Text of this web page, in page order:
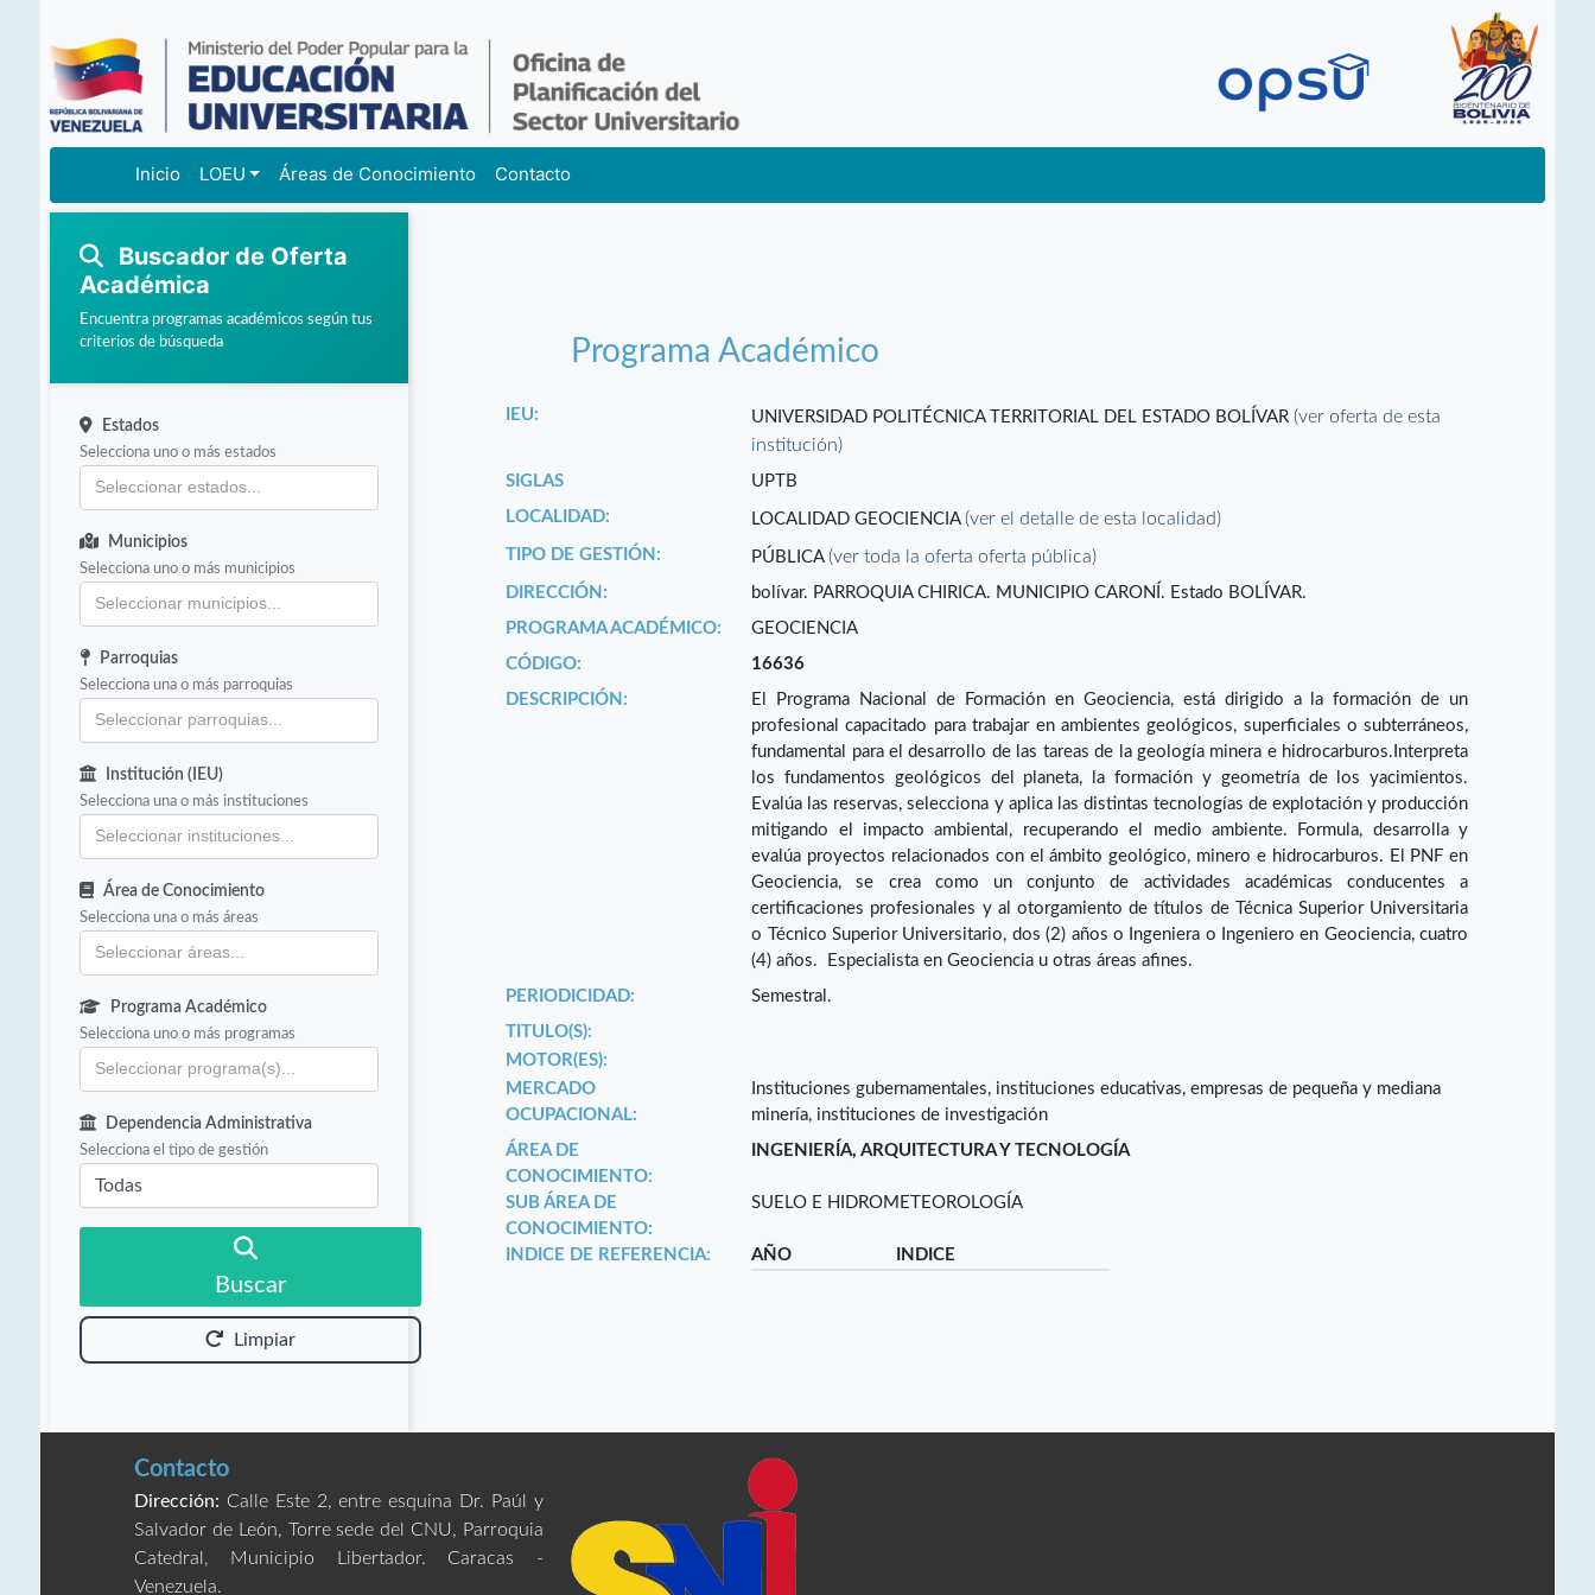
Inicio LOEU Áreas de Conocimiento Contacto
Buscador de Oferta
Académica
Encuentra programas académicos según tus
criterios de búsqueda
Estados
Selecciona uno o más estados
Municipios
Selecciona uno o más municipios
Parroquias
Selecciona una o más parroquias
Institución (IEU)
Selecciona una o más instituciones
Área de Conocimiento
Selecciona una o más áreas
Programa Académico
Selecciona uno o más programas
Dependencia Administrativa
Selecciona el tipo de gestión
Buscar
Limpiar
Programa Académico
IEU: UNIVERSIDAD POLITÉCNICA TERRITORIAL DEL ESTADO BOLÍVAR(ver oferta de esta
institución)
SIGLAS
UPTB
LOCALIDAD:
LOCALIDAD GEOCIENCIA(ver el detalle de esta localidad)
TIPO DE GESTIÓN: PÚBLICA(ver toda la oferta oferta pública)
DIRECCIÓN:
bolívar. PARROQUIA CHIRICA. MUNICIPIO CARONÍ. Estado BOLÍVAR.
PROGRAMA ACADÉMICO:
GEOCIENCIA
CÓDIGO:
16636
DESCRIPCIÓN:
El Programa Nacional de Formación en Geociencia, está dirigido a la formación de un
profesional capacitado para trabajar en ambientes geológicos, superficiales o subterráneos,
fundamental para el desarrollo de las tareas de la geología minera e hidrocarburos.Interpreta
los fundamentos geológicos del planeta, la formación y geometría de los yacimientos.
Evalúa las reservas, selecciona y aplica las distintas tecnologías de explotación y producción
mitigando el impacto ambiental, recuperando el medio ambiente. Formula, desarrolla y
evalúa proyectos relacionados con el ámbito geológico, minero e hidrocarburos. El PNF en
Geociencia, se crea como un conjunto de actividades académicas conducentes a
certificaciones profesionales y al otorgamiento de títulos de Técnica Superior Universitaria
o Técnico Superior Universitario, dos (2) años o Ingeniera o Ingeniero en Geociencia, cuatro
(4) años. Especialista en Geociencia u otras áreas afines.
PERIODICIDAD:
Semestral.
TITULO(S):
MOTOR(ES):
MERCADO
OCUPACIONAL:
Instituciones gubernamentales, instituciones educativas, empresas de pequeña y mediana
minería, instituciones de investigación
ÁREA DE
CONOCIMIENTO:
INGENIERÍA, ARQUITECTURA Y TECNOLOGÍA
SUB ÁREA DE
CONOCIMIENTO:
SUELO E HIDROMETEOROLOGÍA
INDICE DE REFERENCIA: AÑO INDICE
Contacto
Dirección: Calle Este 2, entre esquina Dr. Paúl y
Salvador de León, Torre sede del CNU, Parroquia
Catedral, Municipio Libertador. Caracas -
Venezuela.